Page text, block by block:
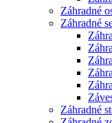
Záhradné
Záhradné
Záhradné